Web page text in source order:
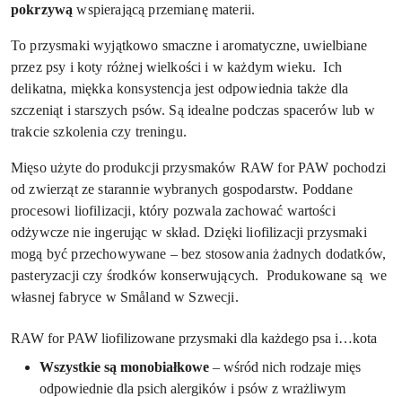
pokrzywąwspierającą przemianę materii.
To przysmaki wyjątkowo smaczne i aromatyczne, uwielbiane
przez psy i koty różnej wielkości i w każdym wieku. Ich
delikatna, miękka konsystencja jest odpowiednia także dla
szczeniąt i starszych psów. Są idealne podczas spacerów lub w
trakcie szkolenia czy treningu.
Mięso użyte do produkcji przysmaków RAW for PAW pochodzi
od zwierząt ze starannie wybranych gospodarstw. Poddane
procesowi liofilizacji, który pozwala zachować wartości
odżywcze nie ingerując w skład. Dzięki liofilizacji przysmaki
mogą być przechowywane – bez stosowania żadnych dodatków,
pasteryzacji czy środków konserwujących. Produkowane są we
własnejfabryce w Småland w Szwecji.
RAW for PAW liofilizowane przysmaki dla każdego psa i…kota
Wszystkie są monobiałkowe – wśród nich rodzaje mięs
odpowiednie dla psich alergików i psów z wrażliwym